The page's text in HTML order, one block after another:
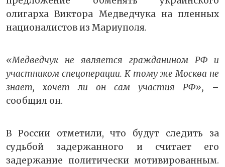
олигарха Виктора Медведчука на пленных
националистов из Мариуполя.
«Медведчук не является гражданином РФ и
участником спецоперации. К тому же Москва не
знает, хочет ли он сам участия РФ», –
сообщил он.
В России отметили, что будут следить за
судьбой задержанного и считает его
задержание политически мотивированным.